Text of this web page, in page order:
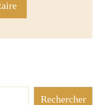
Rechercher